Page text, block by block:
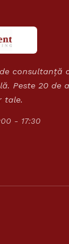
consultanță
Peste 20 de
tale.
- 17:30